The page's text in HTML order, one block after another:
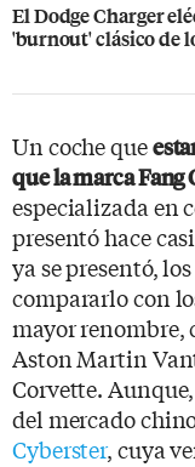
El Dodge Charger
'burnout' clásico de
Un coche que
que la marca Fang
especializada en
presentó hace
ya se presentó,
compararlo con
mayor renombre,
Aston Martin
Corvette.
del mercado
Cyberster, cuya